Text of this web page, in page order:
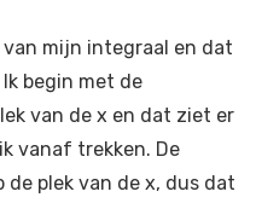
mijn integraal en dat
begin met de
van de x en dat ziet er
vanaf trekken. De
plek van de x, dus dat